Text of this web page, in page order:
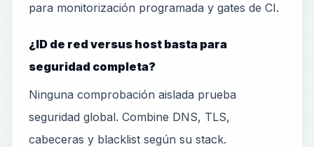
para monitorización programada y gates de CI.
¿ID de red versus host basta para
seguridad completa?
Ninguna comprobación aislada prueba
seguridad global. Combine DNS, TLS,
cabeceras y blacklist según su stack.